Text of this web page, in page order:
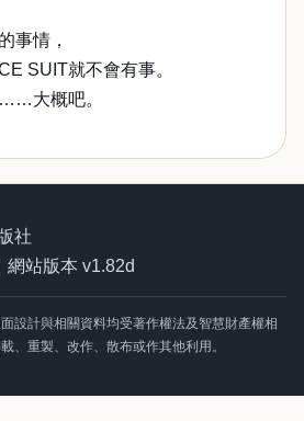
事情，
SUIT就不會有事。
大概吧。
社
站版本 v1.82d
設計與相關資料均受著作權法及智慧財產權相
、重製、改作、散布或作其他利用。